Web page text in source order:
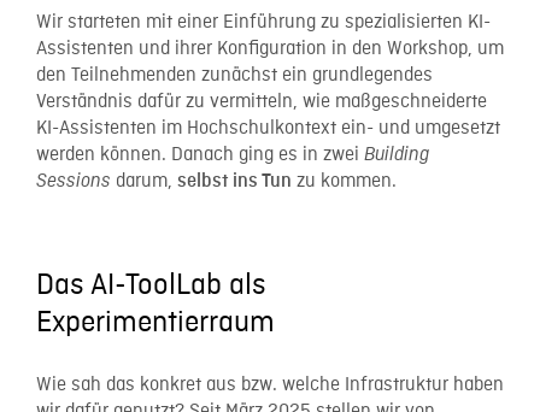
Wir starteten mit einer Einführung zu spezialisierten KI-
Assistenten und ihrer Konfiguration in den Workshop, um
den Teilnehmenden zunächst ein grundlegendes
Verständnis dafür zu vermitteln, wie maßgeschneiderte
KI-Assistenten im Hochschulkontext ein- und umgesetzt
werden können. Danach ging es in zwei Building
Sessions darum, selbst ins Tun zu kommen.
Das AI-ToolLab als
Experimentierraum
Wie sah das konkret aus bzw. welche Infrastruktur haben